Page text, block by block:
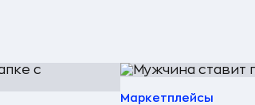
Маркетплейсы